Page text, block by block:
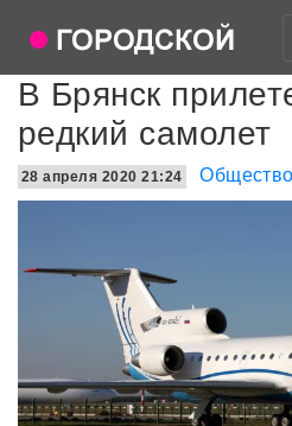
В Брянск
редкий самолет
28 апреля 2020 21:24 Общество